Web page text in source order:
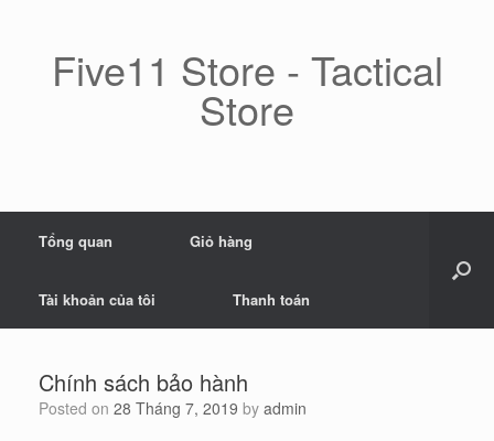
Five11 Store - Tactical
Store
Tổng quan Giỏ hàng
Tài khoản của tôi Thanh toán
Chính sách bảo hành
Posted on 28 Tháng 7, 2019 by admin